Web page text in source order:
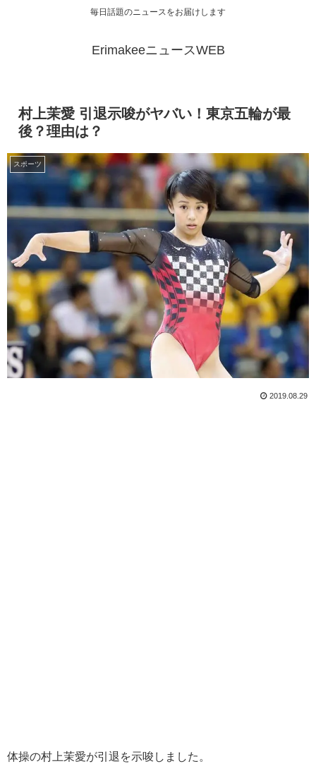
毎日話題のニュースをお届けします
ErimakeeニュースWEB
村上茉愛 引退示唆がヤバい！東京五輪が最
後？理由は？
スポーツ
2019.08.29
体操の村上茉愛が引退を示唆しました。